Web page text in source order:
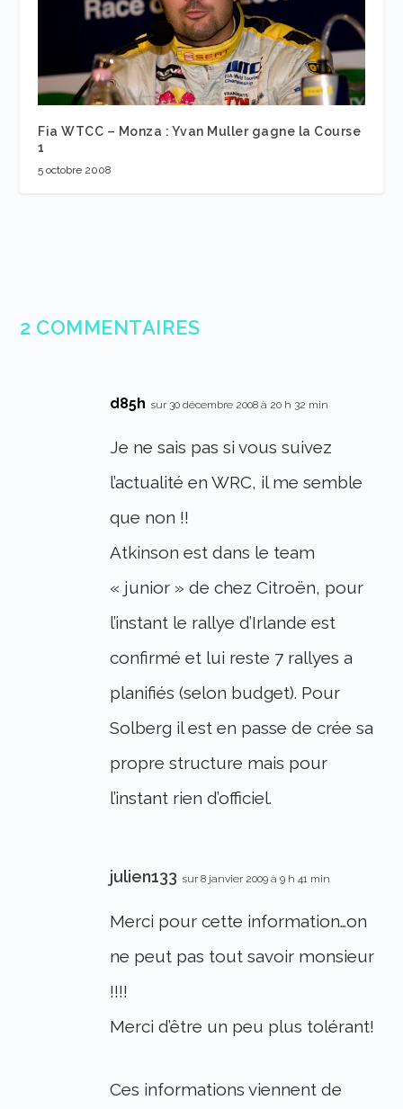
Fia WTCC – Monza : Yvan Muller gagne la Course
1
5 octobre 2008
2 COMMENTAIRES
d85h sur 30 décembre 2008 à 20 h 32 min
Je ne sais pas si vous suivez
l’actualité en WRC, il me semble
que non !!
Atkinson est dans le team
« junior » de chez Citroën, pour
l’instant le rallye d’Irlande est
confirmé et lui reste 7 rallyes a
planifiés (selon budget). Pour
Solberg il est en passe de crée sa
propre structure mais pour
l’instant rien d’officiel.
julien133 sur 8 janvier 2009 à 9 h 41 min
Merci pour cette information…on
ne peut pas tout savoir monsieur
!!!!
Merci d’être un peu plus tolérant!
Ces informations viennent de